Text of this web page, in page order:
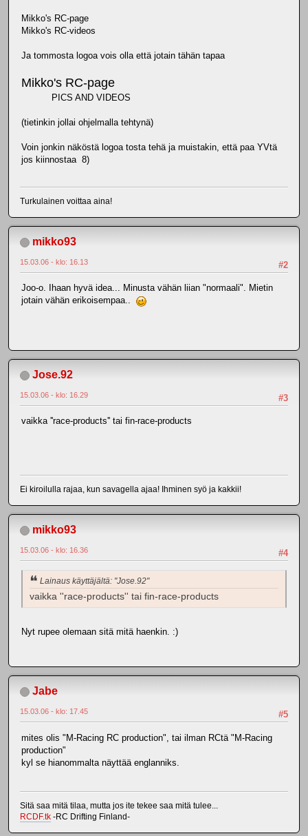
Mikko's RC-page
Mikko's RC-videos
Ja tommosta logoa vois olla että jotain tähän tapaa
Mikko's RC-page
PICS AND VIDEOS
(tietinkin jollai ohjelmalla tehtynä)
Voin jonkin näköstä logoa tosta tehä ja muistakin, että paa YVtä
jos kiinnostaa 8)
Turkulainen voittaa aina!
mikko93
#2
15.03.06 - klo: 16.13
Joo-o. Ihaan hyvä idea... Minusta vähän liian "normaali". Mietin
jotain vähän erikoisempaa..
Jose.92
#3
15.03.06 - klo: 16.29
vaikka ''race-products'' tai fin-race-products
Ei kiroilulla rajaa, kun savagella ajaa! Ihminen syö ja kakkii!
mikko93
#4
15.03.06 - klo: 16.36
Lainaus käyttäjältä: "Jose.92"
vaikka ''race-products'' tai fin-race-products
Nyt rupee olemaan sitä mitä haenkin. :)
Jabe
#5
15.03.06 - klo: 17.45
mites olis "M-Racing RC production", tai ilman RCtä "M-Racing
production"
kyl se hianommalta näyttää englanniks.
Sitä saa mitä tilaa, mutta jos ite tekee saa mitä tulee...
RCDF.tk -RC Drifting Finland-